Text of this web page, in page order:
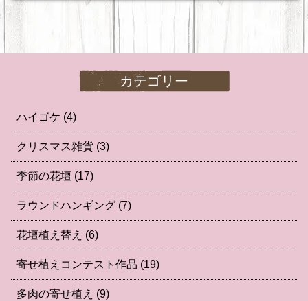
カテゴリー
ハイゴケ (4)
クリスマス雑貨 (3)
季節の花壇 (17)
ラウンドハンギング (7)
花壇植え替え (6)
寄せ植えコンテスト作品 (19)
多肉の寄せ植え (9)